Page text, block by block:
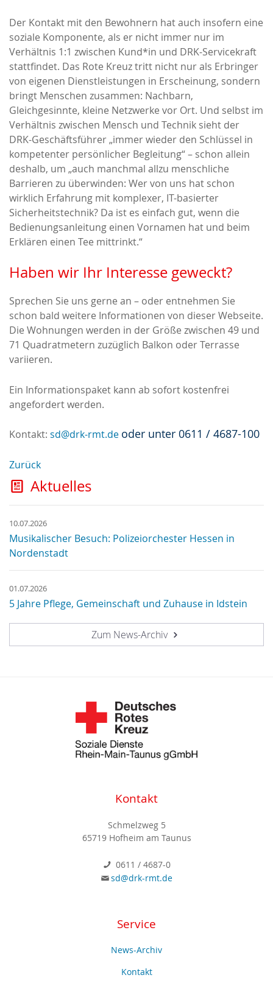
Der Kontakt mit den Bewohnern hat auch insofern eine
soziale Komponente, als er nicht immer nur im
Verhältnis 1:1 zwischen Kund*in und DRK-Servicekraft
stattfindet. Das Rote Kreuz tritt nicht nur als Erbringer
von eigenen Dienstleistungen in Erscheinung, sondern
bringt Menschen zusammen: Nachbarn,
Gleichgesinnte, kleine Netzwerke vor Ort. Und selbst im
Verhältnis zwischen Mensch und Technik sieht der
DRK-Geschäftsführer „immer wieder den Schlüssel in
kompetenter persönlicher Begleitung“ – schon allein
deshalb, um „auch manchmal allzu menschliche
Barrieren zu überwinden: Wer von uns hat schon
wirklich Erfahrung mit komplexer, IT-basierter
Sicherheitstechnik? Da ist es einfach gut, wenn die
Bedienungsanleitung einen Vornamen hat und beim
Erklären einen Tee mittrinkt.“
Haben wir Ihr Interesse geweckt?
Sprechen Sie uns gerne an – oder entnehmen Sie
schon bald weitere Informationen von dieser Webseite.
Die Wohnungen werden in der Größe zwischen 49 und
71 Quadratmetern zuzüglich Balkon oder Terrasse
variieren.
Ein Informationspaket kann ab sofort kostenfrei
angefordert werden.
Kontakt: sd@drk-rmt.de oder unter 0611 / 4687-100
Zurück
Aktuelles
10.07.2026
Musikalischer Besuch: Polizeiorchester Hessen in
Nordenstadt
01.07.2026
5 Jahre Pflege, Gemeinschaft und Zuhause in Idstein
Zum News-Archiv
Kontakt
Schmelzweg 5
65719 Hofheim am Taunus
0611 / 4687-0
sd@drk-rmt.de
Service
News-Archiv
Kontakt